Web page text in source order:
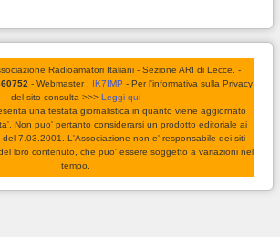
Radioamatori Italiani - Sezione ARI di Lecce. -
- Webmaster : IK7IMP - Per l'informativa sulla Privacy
del sito consulta >>> Leggi qui
una testata giornalistica in quanto viene aggiornato
Non puo' pertanto considerarsi un prodotto editoriale ai
7.03.2001. L'Associazione non e' responsabile dei siti
loro contenuto, che puo' essere soggetto a variazioni nel
tempo.